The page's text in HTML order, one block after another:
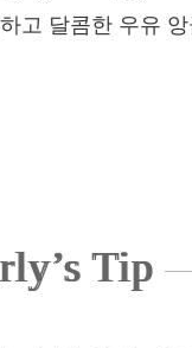
고 달콤한 우유
Tip